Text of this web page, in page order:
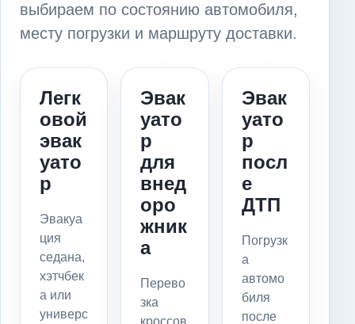
выбираем по состоянию автомобиля,
месту погрузки и маршруту доставки.
Легк
овой
эвак
уато
р
Эвакуа
ция
седана,
хэтчбек
а или
универс
Эвак
уато
р
для
внед
оро
жник
а
Перево
зка
кроссов
Эвак
уато
р
посл
е
ДТП
Погрузк
а
автомо
биля
после